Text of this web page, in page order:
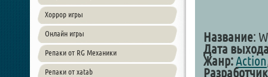
Хоррор игры
Онлайн игры
Репаки от RG Механики
Репаки от xatab
Название:
Дата
Жанр:Action
Разработчик